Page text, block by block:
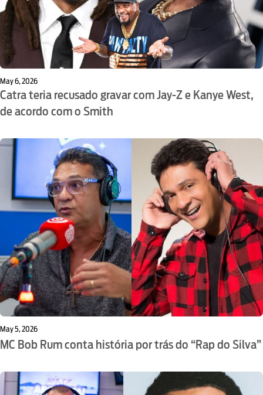
May 6, 2026
Catra teria recusado gravar com Jay-Z e Kanye West,
de acordo com o Smith
May 5, 2026
MC Bob Rum conta história por trás do “Rap do Silva”